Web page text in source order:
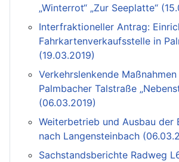
„Winterrot“ „Zur Seeplatte“
Interfraktioneller Antrag:
Fahrkartenverkaufsstelle in
(19.03.2019)
Verkehrslenkende
Palmbacher Talstraße
(06.03.2019)
Weiterbetrieb und Ausbau der
nach Langensteinbach
Sachstandsberichte Radweg